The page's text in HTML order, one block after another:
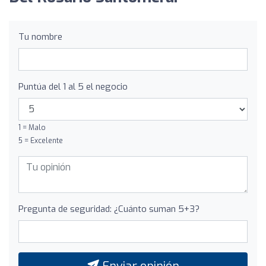
Tu nombre
Puntúa del 1 al 5 el negocio
1 = Malo
5 = Excelente
Pregunta de seguridad: ¿Cuánto suman 5+3?